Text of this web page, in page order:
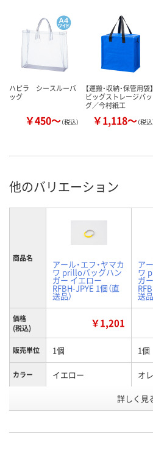
ハピラ シースルーバ
ッグ
￥450～（税込）
【運搬・収納・保管用袋】
ビッグストレージバッ
グ／今村紙工
￥1,118～（税込
他のバリエーション
商品名
アール・エフ・ヤマカ
ワ prilloバッグハン
ガー イエロー
RFBH-JPYE 1個（直
送品）
ア
ワ
ガ
送品
価格
(税込)
￥1,201
販売単位 1個 1個
カラー イエロー オ
詳しく見